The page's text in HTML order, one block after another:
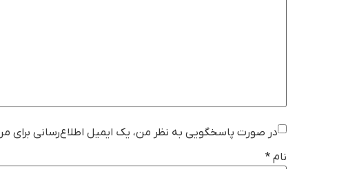
در صورت پاسخگویی به نظر من، یک ایمیل اطلاع‌رسانی برای
نام *